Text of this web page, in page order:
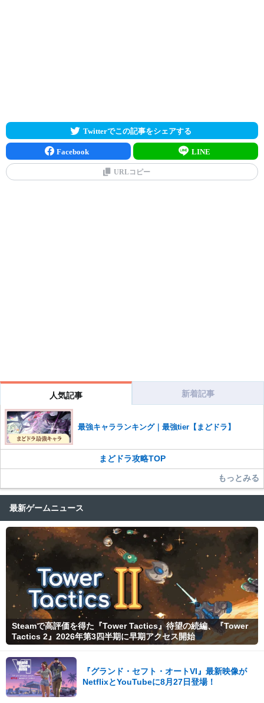
Twitterでこの記事をシェアする
Facebook LINE
URLコピー
人気記事 新着記事
最強キャラランキング｜最強tier【まどドラ】
まどドラ攻略TOP
もっとみる
最新ゲームニュース
Steamで高評価を得た『Tower Tactics』待望の続編、『Tower
Tactics 2』2026年第3四半期に早期アクセス開始
『グランド・セフト・オートVI』最新映像が
NetflixとYouTubeに8月27日登場！